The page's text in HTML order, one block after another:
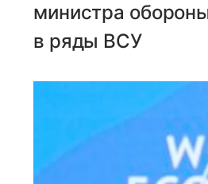
министра
в ряды ВСУ